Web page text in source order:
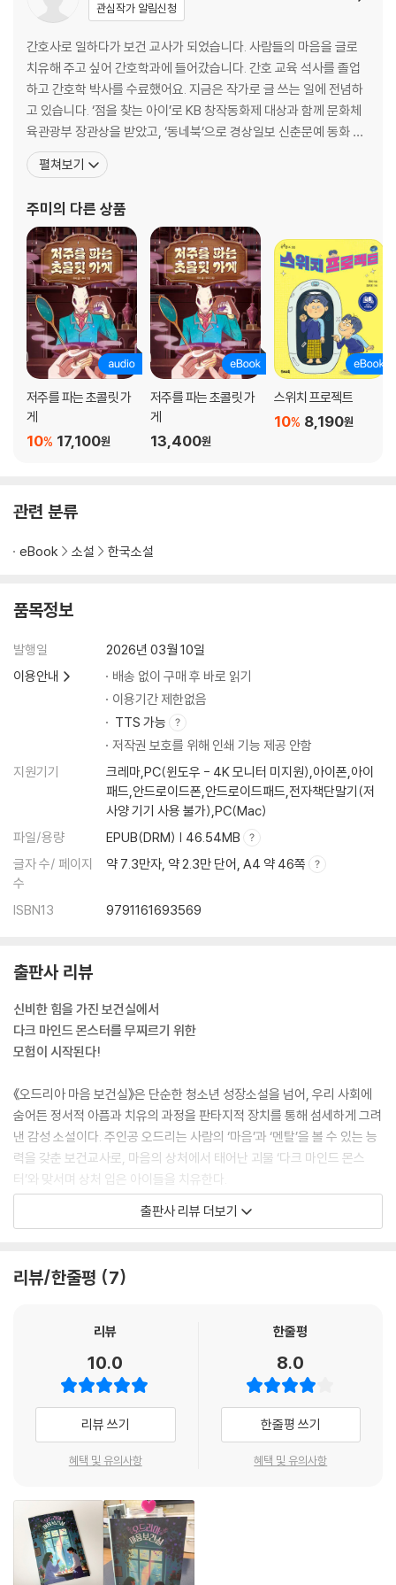
관심작가 알림신청
간호사로 일하다가 보건 교사가 되었습니다. 사람들의 마음을 글로
치유해 주고 싶어 간호학과에 들어갔습니다. 간호 교육 석사를 졸업
하고 간호학 박사를 수료했어요. 지금은 작가로 글 쓰는 일에 전념하
고 있습니다. ‘점을 찾는 아이’로 KB 창작동화제 대상과 함께 문화체
육관광부 장관상을 받았고, ‘동네북’으로 경상일보 신춘문예 동화 부
문에 당선되었습니다. ‘저 아이를 조심해’로 박경리 토지문학제 평사
리문학대상 동화 부문에 당선되었고, ‘체인지 프로젝트’와 ‘홀로그램
『미스터리 보건실 냥쌤』이 있습니다. 앞으로도 계속
펼쳐보기
주미 의 다른 상품
저주를 파는 초콜릿 가
게
17,100원
10%
저주를 파는 초콜릿 가
게
13,400원
스위치 프로젝트
8,190원
10%
관련 분류
eBook 소설 한국소설
품목정보
발행일
2026년 03월 10일
이용안내
배송 없이 구매 후 바로 읽기
이용기간 제한없음
TTS 가능
저작권 보호를 위해 인쇄 기능 제공 안함
지원기기
크레마,PC(윈도우 - 4K 모니터 미지원),아이폰,아이
패드,안드로이드폰,안드로이드패드,전자책단말기(저
사양 기기 사용 불가),PC(Mac)
파일/용량
EPUB(DRM) | 46.54MB
글자 수/ 페이지
수
약 7.3만자, 약 2.3만 단어, A4 약 46쪽
ISBN13 9791161693569
출판사 리뷰
신비한 힘을 가진 보건실에서
다크 마인드 몬스터를 무찌르기 위한
모험이 시작된다!
《오드리아 마음 보건실》은 단순한 청소년 성장소설을 넘어, 우리 사회에
숨어든 정서적 아픔과 치유의 과정을 판타지적 장치를 통해 섬세하게 그려
낸 감성 소설이다. 주인공 오드리는 사람의 ‘마음’과 ‘멘탈’을 볼 수 있는 능
력을 갖춘 보건교사로, 마음의 상처에서 태어난 괴물 ‘다크 마인드 몬스
터’와 맞서며 상처 입은 아이들을 치유한다.
소설은 상처받은 마음을 ‘유리 멘탈’이라는 시각적 이미지로 풀어내고, 그
적인 상처들이 오드리와 리아, 예리 등의 인물을 통해 생생히 펼쳐지며 독
셋’ 같은 상징적 아이템들은 이 책이 얼마나 창의적이면서도 따뜻한 시선
이야기의 흐름은 경쾌하면서도 절절하다. 강력한 치유의 힘을 지닌 두 주
인공 오드리와 리아가 점점 성장해 가는 과정은, 단순히 몬스터를 물리치
는 영웅담이 아니라 자기 자신을 받아들이고 타인을 이해하는 서사이기도
하다. 결국 이 책은 말한다. “마음을 숨기기만 하면 결국 자신도 사라질 수
되기 전에.
이 책은 십 대뿐만 아니라 어른 독자에게도 깊은 울림을 준다. 감정을 숨기
고 살아가는 현대인들에게 《오드리아 마음 보건실》은, 한 편의 따뜻한 마
출판사 리뷰 더보기
리뷰/한줄평 7
리뷰
10.0
리뷰 쓰기
혜택 및 유의사항
한줄평
8.0
한줄평 쓰기
혜택 및 유의사항